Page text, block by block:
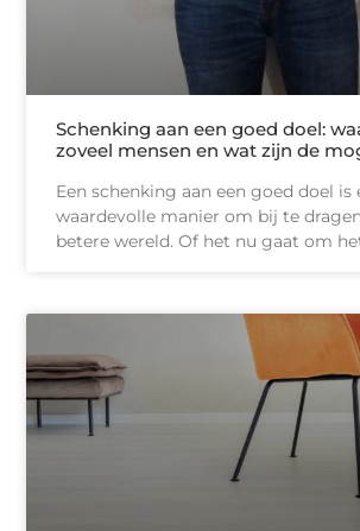
Schenking aan een goed doel:
zoveel mensen en wat zijn de
Een schenking aan een goed doel is
waardevolle manier om bij te
betere wereld. Of het nu gaat om